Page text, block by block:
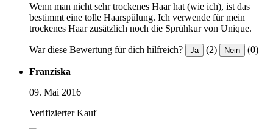
Wenn man nicht sehr trockenes Haar hat (wie ich), ist das
bestimmt eine tolle Haarspülung. Ich verwende für mein
trockenes Haar zusätzlich noch die Sprühkur von Unique.
War diese Bewertung für dich hilfreich? Ja (2) Nein (0)
Franziska
09. Mai 2016
Verifizierter Kauf